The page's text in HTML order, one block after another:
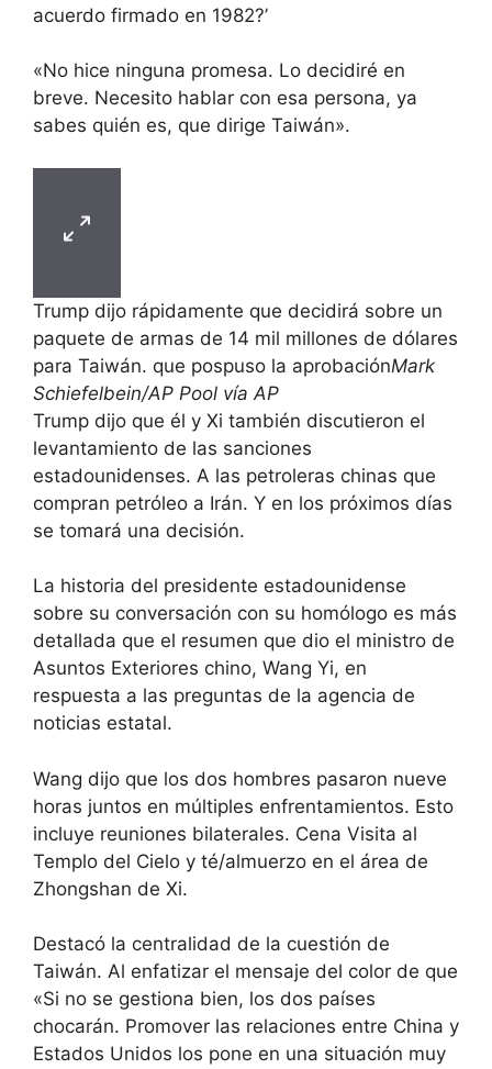
acuerdo firmado en 1982?’
«No hice ninguna promesa. Lo decidiré en
breve. Necesito hablar con esa persona, ya
sabes quién es, que dirige Taiwán».
Trump dijo rápidamente que decidirá sobre un
paquete de armas de 14 mil millones de dólares
para Taiwán. que pospuso la aprobaciónMark
Schiefelbein/AP Pool vía AP
Trump dijo que él y Xi también discutieron el
levantamiento de las sanciones
estadounidenses. A las petroleras chinas que
compran petróleo a Irán. Y en los próximos días
se tomará una decisión.
La historia del presidente estadounidense
sobre su conversación con su homólogo es más
detallada que el resumen que dio el ministro de
Asuntos Exteriores chino, Wang Yi, en
respuesta a las preguntas de la agencia de
noticias estatal.
Wang dijo que los dos hombres pasaron nueve
horas juntos en múltiples enfrentamientos. Esto
incluye reuniones bilaterales. Cena Visita al
Templo del Cielo y té/almuerzo en el área de
Zhongshan de Xi.
Destacó la centralidad de la cuestión de
Taiwán. Al enfatizar el mensaje del color de que
«Si no se gestiona bien, los dos países
chocarán. Promover las relaciones entre China y
Estados Unidos los pone en una situación muy